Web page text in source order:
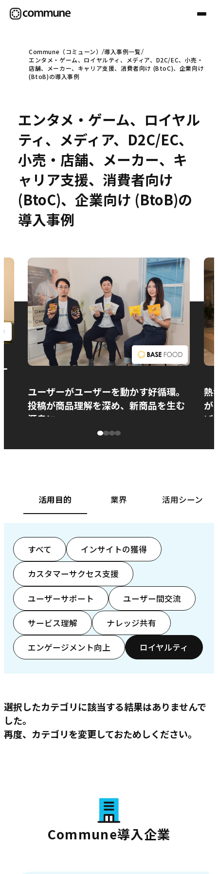
Communeについて
事例
セミナー
お役立ち情報
Commune（コミューン）
導入事例一覧
エンタメ・ゲーム、ロイヤルティ、メディア、D2C/EC、小売・
店舗、メーカー、キャリア支援、消費者向け (BtoC)、企業向け
(BtoB)の導入事例
エンタメ・ゲーム、ロイヤル
ティ、メディア、D2C/EC、
小売・店舗、メーカー、キ
ャリア支援、消費者向け
(BtoC)、企業向け (BtoB)の
導入事例
ユーザーがユーザーを動かす好循環。
投稿が商品理解を深め、新商品を生む
源泉に
熱
が
ぱ
活用目的 業界 活用シーン
すべて インサイトの獲得
カスタマーサクセス支援
ユーザーサポート ユーザー間交流
サービス理解 ナレッジ共有
エンゲージメント向上 ロイヤルティ
選択したカテゴリに該当する結果はありませんで
した。
再度、カテゴリを変更しておためしください。
Commune導入企業